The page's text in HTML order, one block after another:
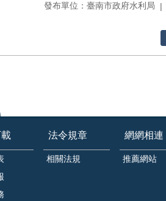
發布單位：臺南市政府水利局
法令規章
相關法規
網網相連
推薦網站